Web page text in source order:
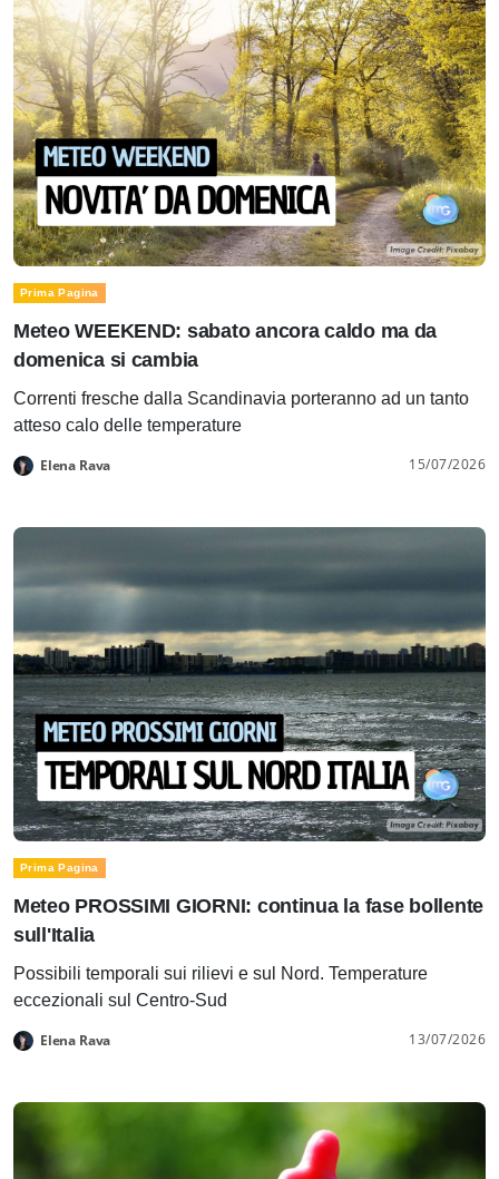
Prima Pagina
Meteo WEEKEND: sabato ancora caldo ma da
domenica si cambia
Correnti fresche dalla Scandinavia porteranno ad un tanto
atteso calo delle temperature
Elena Rava 15/07/2026
Prima Pagina
Meteo PROSSIMI GIORNI: continua la fase bollente
sull'Italia
Possibili temporali sui rilievi e sul Nord. Temperature
eccezionali sul Centro-Sud
Elena Rava 13/07/2026